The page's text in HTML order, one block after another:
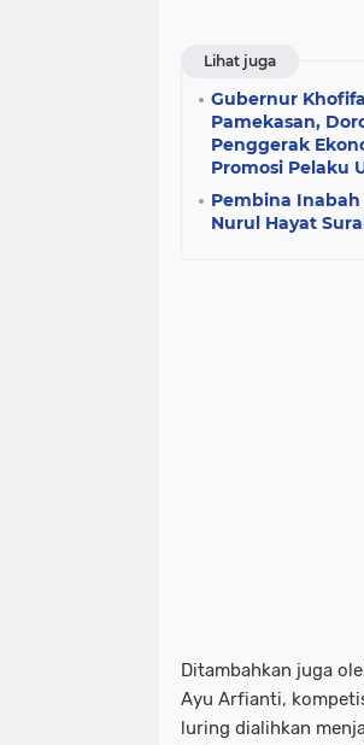
Lihat juga
Gubernur
Pamekasan,
Penggerak
Promosi Pelaku
Pembina Inabah
Nurul Hayat
Ditambahkan juga
Ayu Arfianti,
luring dialihkan